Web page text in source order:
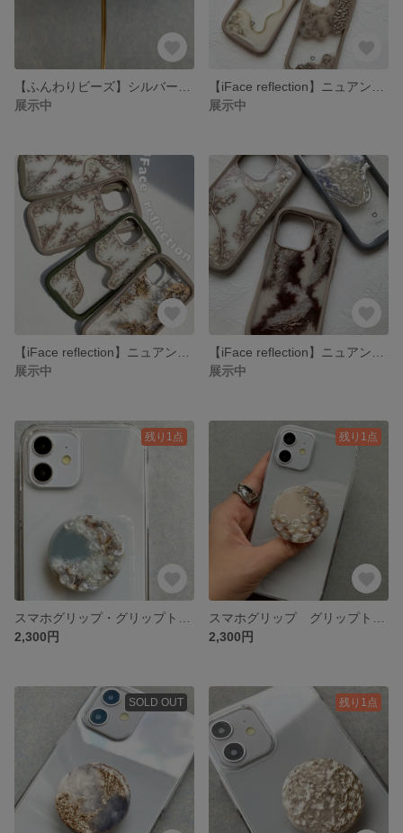
展示中
展示中
展示中
展示中
残り1点
2,300円
残り1点
2,300円
SOLD OUT 残り1点